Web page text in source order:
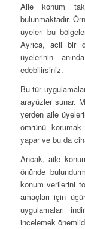
Aile konum
bulunmaktadır.
üyeleri bu
Ayrıca, acil bir
üyelerinin
edebilirsiniz.
Bu tür
arayüzler sunar.
yerden aile
ömrünü
yapar ve bu da
Ancak, aile
önünde
konum verilerini
amaçları için
uygulamaları
incelemek